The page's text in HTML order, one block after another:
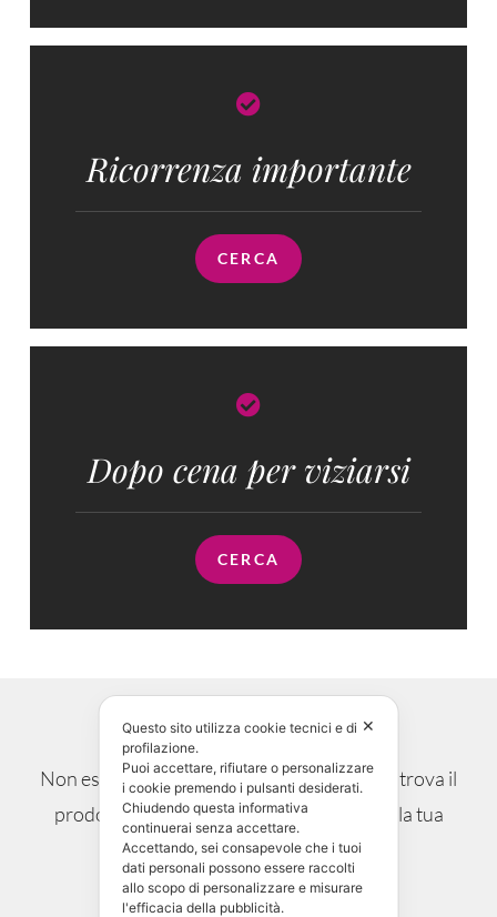
Ricorrenza importante
CERCA
Dopo cena per viziarsi
CERCA
Dubbi? Perplessità?
Non esitare, chiedi maggiori informazioni e trova il
prodotto che si sposa alla perfezione con la tua
occasione.
✕
Questo sito utilizza cookie tecnici e di
profilazione.
Puoi accettare, rifiutare o personalizzare
i cookie premendo i pulsanti desiderati.
Chiudendo questa informativa
continuerai senza accettare.
Accettando, sei consapevole che i tuoi
dati personali possono essere raccolti
allo scopo di personalizzare e misurare
l'efficacia della pubblicità.